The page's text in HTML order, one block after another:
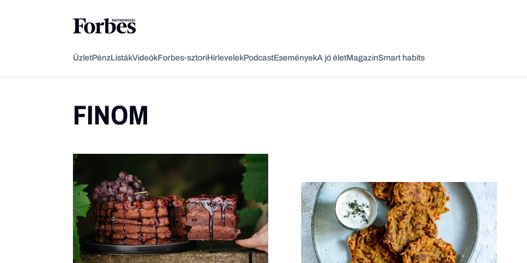
Vagy fedezze fel a következő témákat
Üzlet Pénz Zöld Legyél jobb!
ÜzletPénzListákVideókForbes-sztoriHírlevelekPodcastEseményekA jó életMagazinSmart habits
FINOM